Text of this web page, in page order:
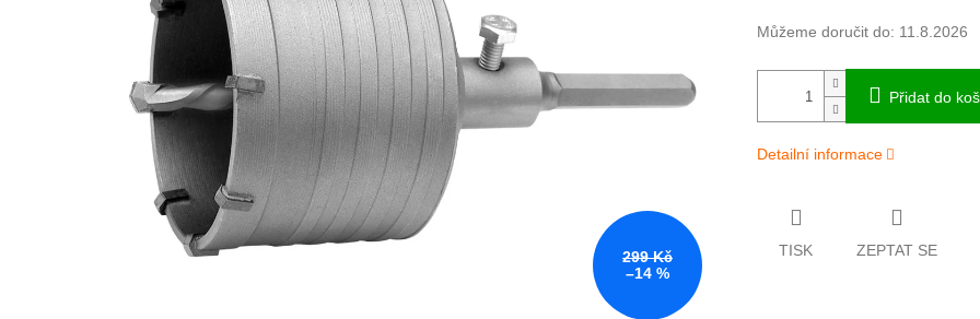
299 Kč
–14 %
Můžeme doručit do: 11.8.2026
Přidat do
Detailní informace
TISK ZEPTAT SE